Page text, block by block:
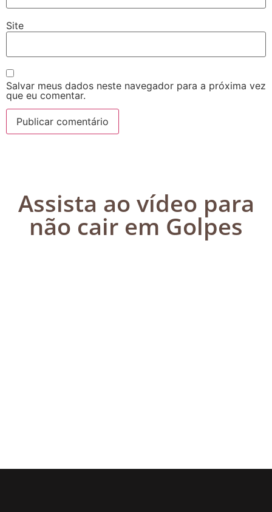
Site
Salvar meus dados neste navegador para a próxima vez
que eu comentar.
Assista ao vídeo para
não cair em Golpes